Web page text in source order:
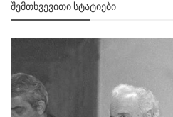
ᲨᲔᲛᲗᲮᲕᲔᲕᲘᲗᲘ ᲡᲢᲐᲢᲘᲔᲑᲘ